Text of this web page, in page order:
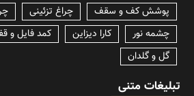
پوشش کف و سقف
چراغ تزئینی
چشمه نور
کارا دیزاین
کمد فایل و
گل و گلدان
تبلیغات متنی